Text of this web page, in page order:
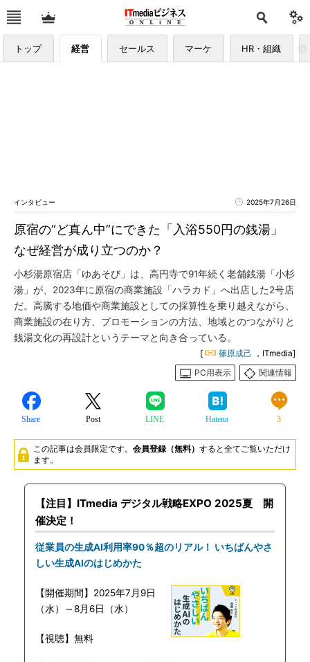
トップ 経営 セールス マーケ HR・組織
インタビュー 2025年7月26日
原宿の“ど真ん中”にできた「入浴550円の銭湯」
なぜ経営が成り立つのか？
小杉湯原宿店「ゆあそび」は、高円寺で91年続く老舗銭湯「小杉
湯」が、2023年に原宿の商業施設「ハラカド」へ出店した2号店
だ。高騰する地価や商業施設としての採算性を乗り越えながら、
商業施設の在り方、プロモーションの方法、地域とのつながりと
銭湯文化の再設計というテーマと向き合っている。
[ 篠原成己 ，ITmedia]
PC用表示
関連情報
Share Post LINE Hatena 3
この記事は会員限定です。 会員登録（無料） すると全てご覧いただけ
ます。
【注目】ITmedia デジタル戦略EXPO 2025夏 開
催決定！
従業員の生成AI利用率90％超のリアル！ いちばんやさ
しい生成AIのはじめかた
【開催期間】2025年7月9日
（水）～8月6日（水）
【視聴】無料